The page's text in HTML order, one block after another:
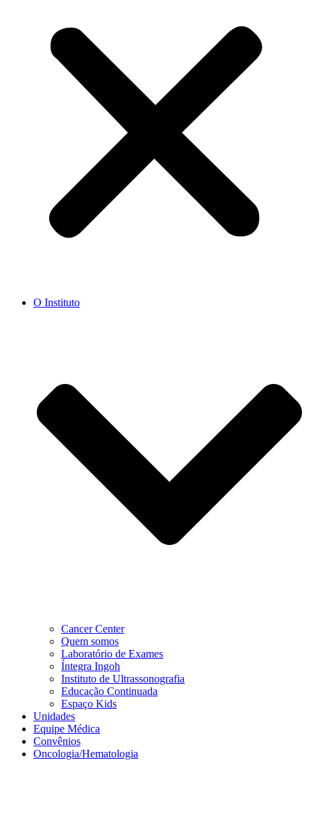
O Instituto
Cancer Center
Quem somos
Laboratório de Exames
Íntegra Ingoh
Instituto de Ultrassonografia
Educação Continuada
Espaço Kids
Unidades
Equipe Médica
Convênios
Oncologia/Hematologia